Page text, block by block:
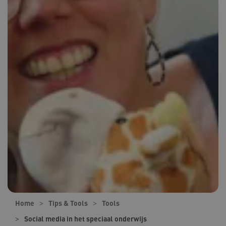
Home Tips & Tools
Tools
Social media in het speciaal onderwijs